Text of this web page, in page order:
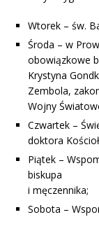
Wtorek – św.
Środa – w
obowiązkowe
Krystyna
Zembola,
Wojny
Czwartek –
doktora
Piątek –
biskupa
i męczennika;
Sobota –